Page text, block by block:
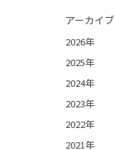
アーカイブ
2026年
2025年
2024年
2023年
2022年
2021年